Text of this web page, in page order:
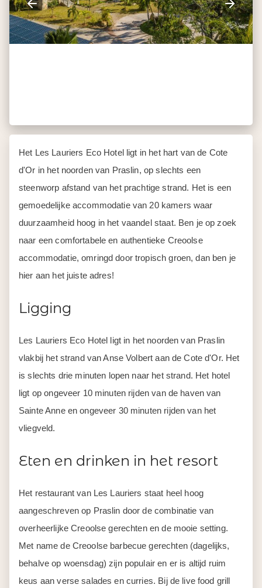
Het Les Lauriers Eco Hotel ligt in het hart van de Cote
d'Or in het noorden van Praslin, op slechts een
steenworp afstand van het prachtige strand. Het is een
gemoedelijke accommodatie van 20 kamers waar
duurzaamheid hoog in het vaandel staat. Ben je op zoek
naar een comfortabele en authentieke Creoolse
accommodatie, omringd door tropisch groen, dan ben je
hier aan het juiste adres!
Ligging
Les Lauriers Eco Hotel ligt in het noorden van Praslin
vlakbij het strand van Anse Volbert aan de Cote d'Or. Het
is slechts drie minuten lopen naar het strand. Het hotel
ligt op ongeveer 10 minuten rijden van de haven van
Sainte Anne en ongeveer 30 minuten rijden van het
vliegveld.
Eten en drinken in het resort
Het restaurant van Les Lauriers staat heel hoog
aangeschreven op Praslin door de combinatie van
overheerlijke Creoolse gerechten en de mooie setting.
Met name de Creoolse barbecue gerechten (dagelijks,
behalve op woensdag) zijn populair en er is altijd ruim
keus aan verse salades en curries. Bij de live food grill